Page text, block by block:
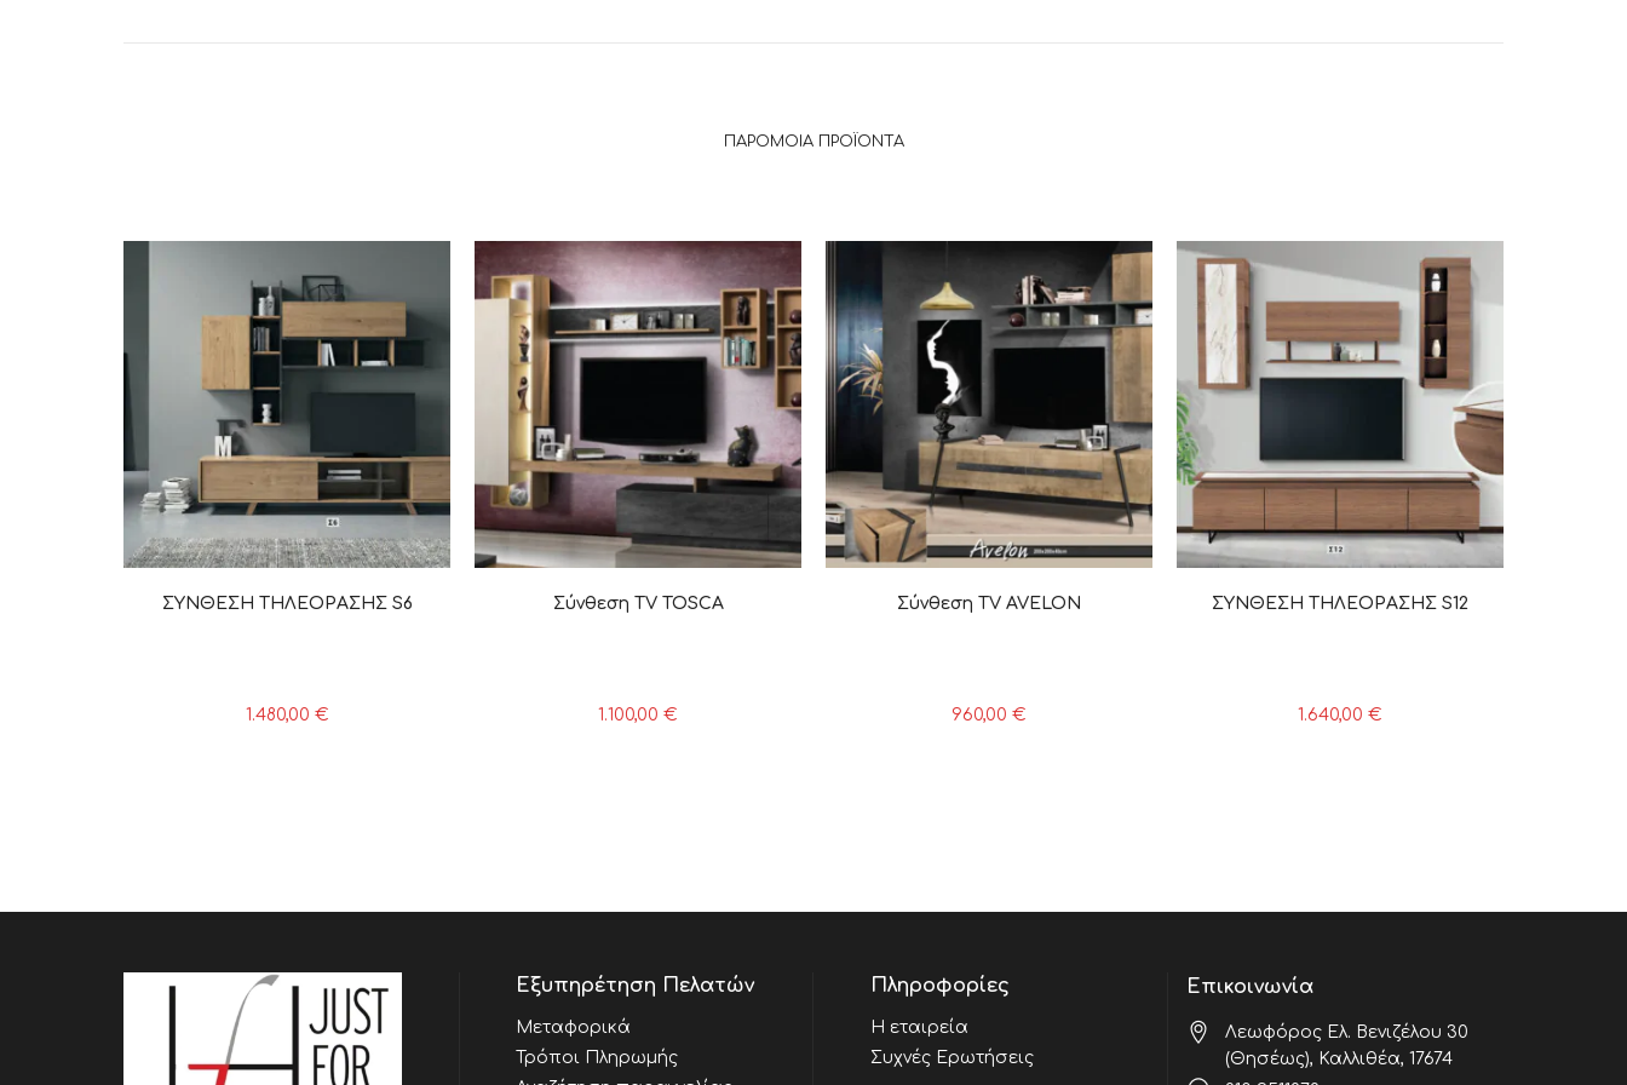
ΠΑΡΌΜΟΙΑ ΠΡΟΪΌΝΤΑ
ΣΥΝΘΕΣΗ ΤΗΛΕΟΡΑΣΗΣ S6
1.480,00 €
Σύνθεση TV TOSCA
1.100,00 €
Σύνθεση TV AVELON
960,00 €
ΣΥΝΘΕΣΗ ΤΗΛΕΟΡΑΣΗΣ S12
1.640,00 €
Εξυπηρέτηση Πελατών
Μεταφορικά
Τρόποι Πληρωμής
Πληροφορίες
Η εταιρεία
Συχνές Ερωτήσεις
Επικοινωνία
Λεωφόρος Ελ. Βενιζέλου 30
(Θησέως), Καλλιθέα, 17674